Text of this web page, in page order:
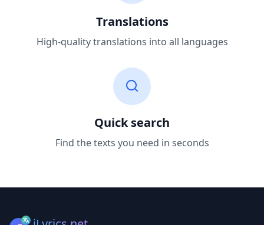
Translations
High-quality translations into all languages
Quick search
Find the texts you need in seconds